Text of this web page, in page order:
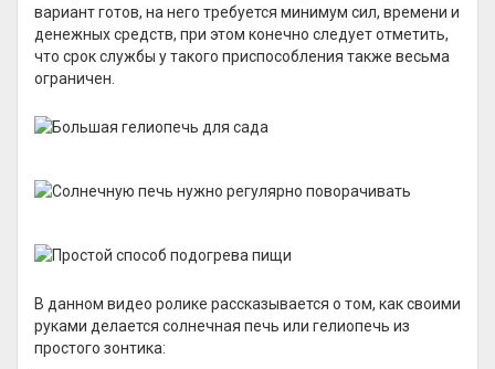
вариант готов, на него требуется минимум сил, времени и
денежных средств, при этом конечно следует отметить,
что срок службы у такого приспособления также весьма
ограничен.
В данном видео ролике рассказывается о том, как своими
руками делается солнечная печь или гелиопечь из
простого зонтика: